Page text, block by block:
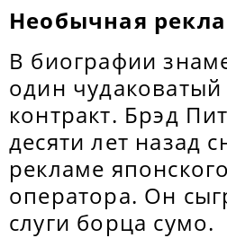
Необычная
В биографии
один
контракт. Брэд
десяти лет назад
рекламе
оператора. Он
слуги борца сумо.